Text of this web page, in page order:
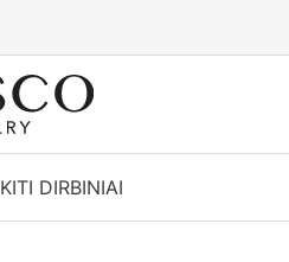
KITI DIRBINIAI